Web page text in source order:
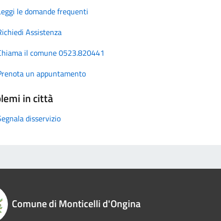
le domande frequenti
Assistenza
il comune 0523.820441
un appuntamento
in città
disservizio
Comune di Monticelli d'Ongina